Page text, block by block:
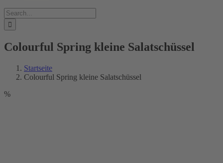
Suche
nach:
Colourful Spring kleine Salatschüssel
Startseite
Colourful Spring kleine Salatschüssel
%